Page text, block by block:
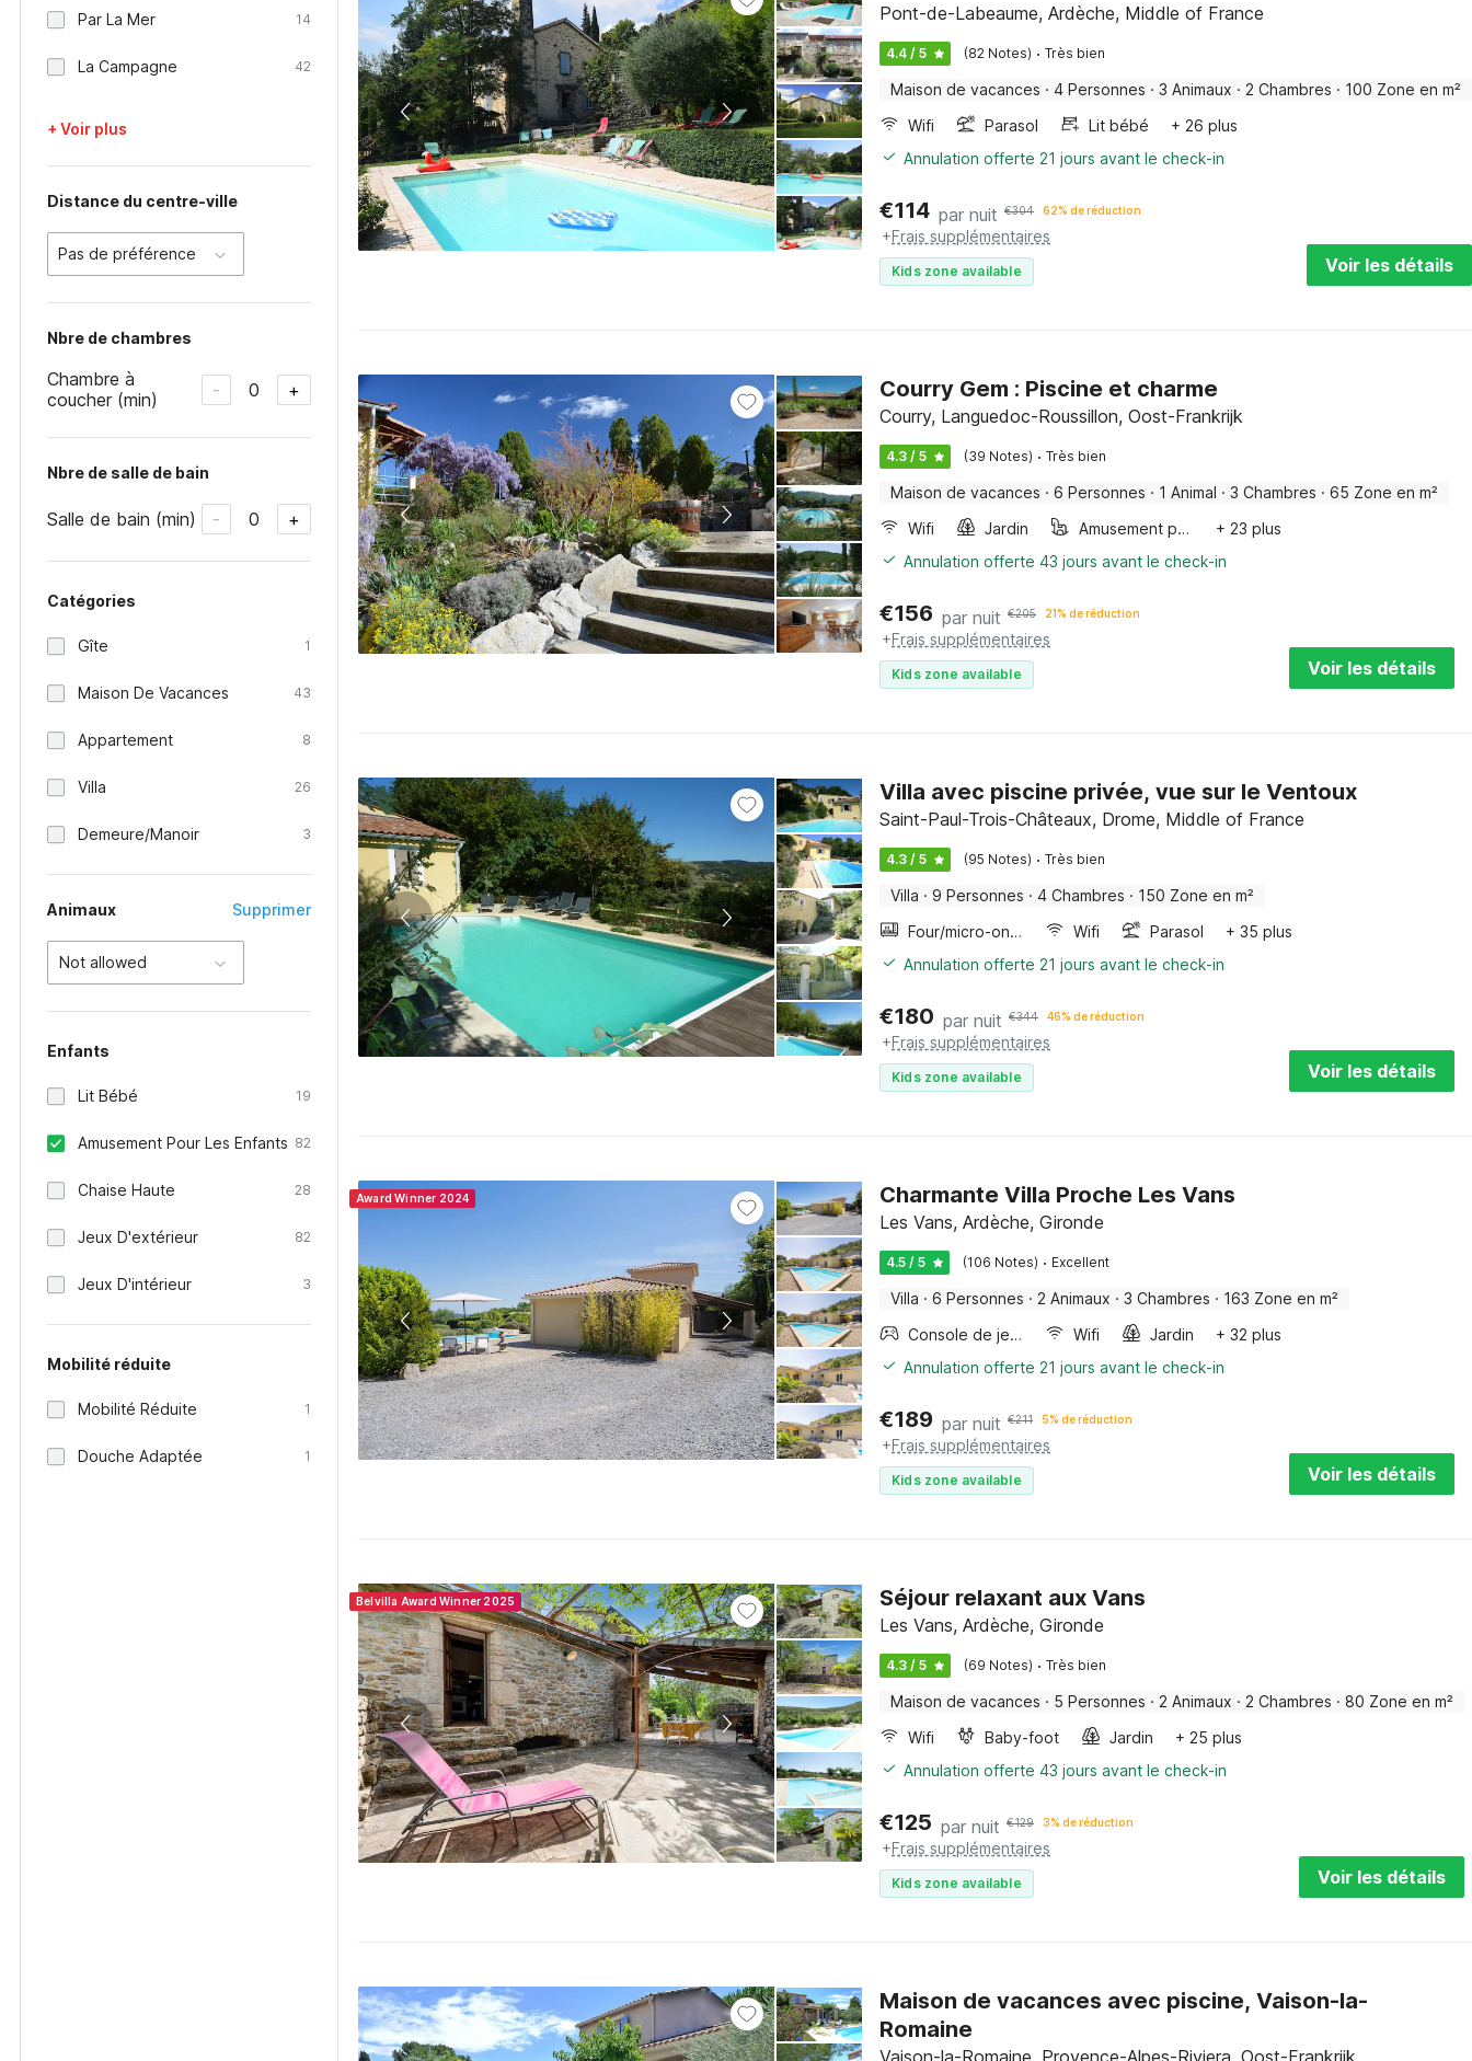
Par La Mer 14
La Campagne 42
+ Voir plus
Distance du centre-ville
Pas de préférence
Nbre de chambres
Chambre à
coucher (min)
- 0 +
Nbre de salle de bain
Salle de bain (min) - 0 +
Catégories
Gîte 1
Maison De Vacances 43
Appartement 8
Villa 26
Demeure/Manoir 3
Animaux Supprimer
Not allowed
Enfants
Lit Bébé 19
Amusement Pour Les Enfants 82
Chaise Haute 28
Jeux D'extérieur 82
Jeux D'intérieur 3
Mobilité réduite
Mobilité Réduite 1
Douche Adaptée 1
Pont-de-Labeaume, Ardèche, Middle of France
4.4 / 5 (82 Notes) · Très bien
Maison de vacances · 4 Personnes · 3 Animaux · 2 Chambres · 100 Zone en m²
Wifi
Parasol Lit bébé
+ 26 plus
Annulation offerte 21 jours avant le check-in
€114 par nuit €304 62% de réduction
+Frais supplémentaires
Kids zone available Voir les détails
Courry Gem : Piscine et charme
Courry, Languedoc-Roussillon, Oost-Frankrijk
4.3 / 5 (39 Notes) · Très bien
Maison de vacances · 6 Personnes · 1 Animal · 3 Chambres · 65 Zone en m²
Wifi
Jardin Amusement pour les enfants
+ 23 plus
Annulation offerte 43 jours avant le check-in
€156 par nuit €205 21% de réduction
+Frais supplémentaires
Kids zone available Voir les détails
Villa avec piscine privée, vue sur le Ventoux
Saint-Paul-Trois-Châteaux, Drome, Middle of France
4.3 / 5 (95 Notes) · Très bien
Villa · 9 Personnes · 4 Chambres · 150 Zone en m²
Four/micro-onde combinés
Wifi Parasol
+ 35 plus
Annulation offerte 21 jours avant le check-in
€180 par nuit €344 46% de réduction
+Frais supplémentaires
Kids zone available Voir les détails
Award Winner 2024 Charmante Villa Proche Les Vans
Les Vans, Ardèche, Gironde
4.5 / 5 (106 Notes) · Excellent
Villa · 6 Personnes · 2 Animaux · 3 Chambres · 163 Zone en m²
Console de jeux
Wifi Jardin
+ 32 plus
Annulation offerte 21 jours avant le check-in
€189 par nuit €211 5% de réduction
+Frais supplémentaires
Kids zone available Voir les détails
Belvilla Award Winner 2025 Séjour relaxant aux Vans
Les Vans, Ardèche, Gironde
4.3 / 5 (69 Notes) · Très bien
Maison de vacances · 5 Personnes · 2 Animaux · 2 Chambres · 80 Zone en m²
Wifi
Baby-foot Jardin
+ 25 plus
Annulation offerte 43 jours avant le check-in
€125 par nuit €129 3% de réduction
+Frais supplémentaires
Kids zone available Voir les détails
Maison de vacances avec piscine, Vaison-la-
Romaine
Vaison-la-Romaine, Provence-Alpes-Riviera, Oost-Frankrijk